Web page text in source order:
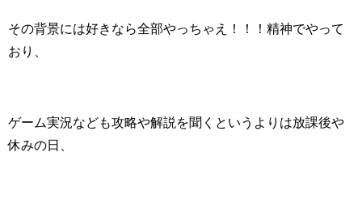
その背景には好きなら全部やっちゃえ！！！精神でやって
おり、
ゲーム実況なども攻略や解説を聞くというよりは放課後や
休みの日、